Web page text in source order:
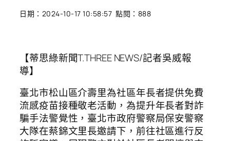
日期：2024-10-17 10:58:57 點閱：888
【蒂思綠新聞T.THREE NEWS/記者吳威報
導】
臺北市松山區介壽里為社區年長者提供免費
流感疫苗接種敬老活動，為提升年長者對詐
騙手法警覺性，臺北市政府警察局保安警察
大隊在蔡錦文里長邀請下，前往社區進行反